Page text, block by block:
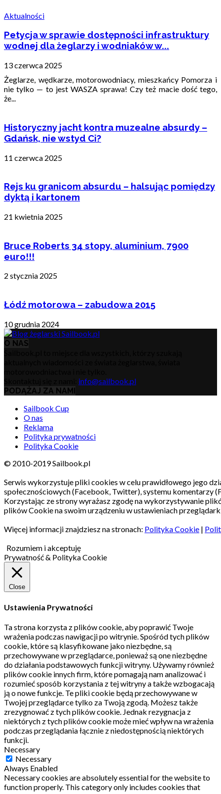
Aktualności
Petycja w sprawie dostępności infrastruktury
wodnej dla żeglarzy i wodniaków w...
13 czerwca 2025
Żeglarze, wędkarze, motorowodniacy, mieszkańcy Pomorza i
nie tylko — to jest WASZA sprawa! Czy też macie dość tego,
że...
Historyczny jacht kontra muzealne absurdy –
Gdańsk, nie wstyd Ci?
11 czerwca 2025
Rejs ku granicom absurdu – halsując pomiędzy
dyktą i kartonem
21 kwietnia 2025
Bruce Roberts 34 stopy, aluminium, 7900
euro!!!
2 stycznia 2025
Łódź motorowa – zabudowa 2015
10 grudnia 2024
O NAS
info@sailbook.pl
PODĄŻAJ ZA NAMI
Sailbook Cup
O nas
Reklama
Polityka prywatności
Polityka Cookie
© 2010-2019 Sailbook.pl
Serwis wykorzystuje pliki cookies w celu prawidłowego jego
społecznościowych (Facebook, Twitter), systemu komentarzy
Korzystając ze strony wyrażasz zgodę na wykorzystywanie
plików Cookie na swoim urządzeniu w ustawieniach
Więcej informacji znajdziesz na stronach: Polityka Cookie |
Rozumiem i akceptuję
Prywatność & Polityka Cookie
Close
Ustawienia Prywatności
Ta strona korzysta z plików cookie, aby poprawić Twoje
wrażenia podczas nawigacji po witrynie.Spośród tych plików
cookie, które są klasyfikowane jako niezbędne, są
przechowywane w przeglądarce, ponieważ są one niezbędne
do działania podstawowych funkcji witryny. Używamy również
plików cookie innych firm, które pomagają nam analizować i
rozumieć sposób korzystania z tej witryny a także wzbogacają
ją o nowe funkcje. Te pliki cookie będą przechowywane w
Twojej przeglądarce tylko za Twoją zgodą. Możesz także
zrezygnować z tych plików cookie. Jednak rezygnacja z
niektórych z tych plików cookie może mieć wpływ na wrażenia
podczas przeglądania łącznie z niedostępnością niektórych
funkcji.
Necessary
Necessary
Always Enabled
Necessary cookies are absolutely essential for the website to
function properly. This category only includes cookies that